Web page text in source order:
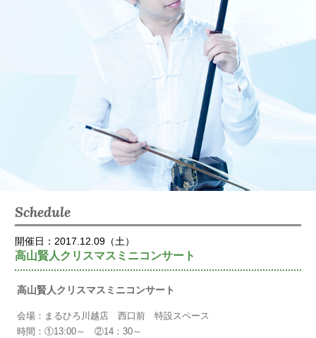
Schedule
開催日：2017.12.09（土）
高山賢人クリスマスミニコンサート
高山賢人クリスマスミニコンサート
会場：まるひろ川越店 西口前 特設スペース
時間：①13:00～ ②14：30～